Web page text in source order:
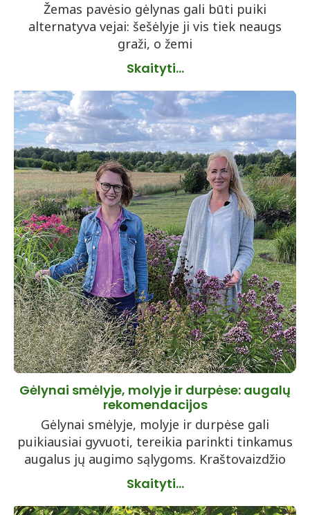
Žemas pavėsio gėlynas gali būti puiki
alternatyva vejai: šešėlyje ji vis tiek neaugs
graži, o žemi
Skaityti...
Gėlynai smėlyje, molyje ir durpėse: augalų
rekomendacijos
Gėlynai smėlyje, molyje ir durpėse gali
puikiausiai gyvuoti, tereikia parinkti tinkamus
augalus jų augimo sąlygoms. Kraštovaizdžio
Skaityti...